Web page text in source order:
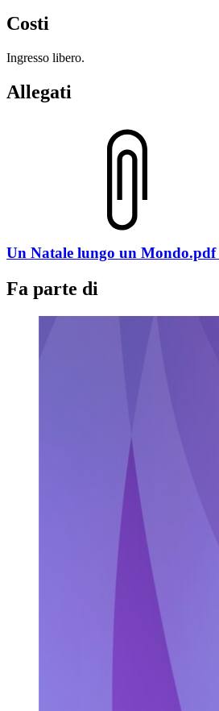
Costi
Ingresso libero.
Allegati
Un Natale lungo un
Fa parte di